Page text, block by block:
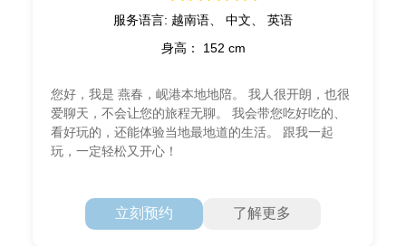
服务语言: 越南语、 中文、 英语
身高： 152 cm
您好，我是 燕春，岘港本地地陪。 我人很开朗，也很
爱聊天，不会让您的旅程无聊。 我会带您吃好吃的、
看好玩的，还能体验当地最地道的生活。 跟我一起
玩，一定轻松又开心！
立刻预约 了解更多